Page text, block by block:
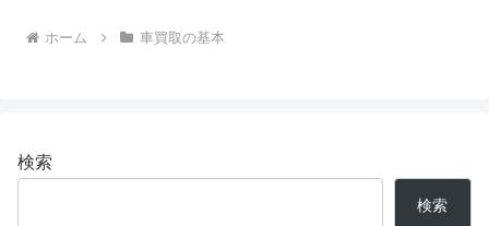
ホーム 車買取の基本
検索
検索